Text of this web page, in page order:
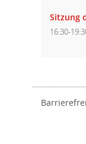
Sitzung
16:30-